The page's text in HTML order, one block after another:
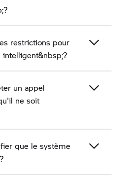
restrictions pour
un appel
ne soit
que le système